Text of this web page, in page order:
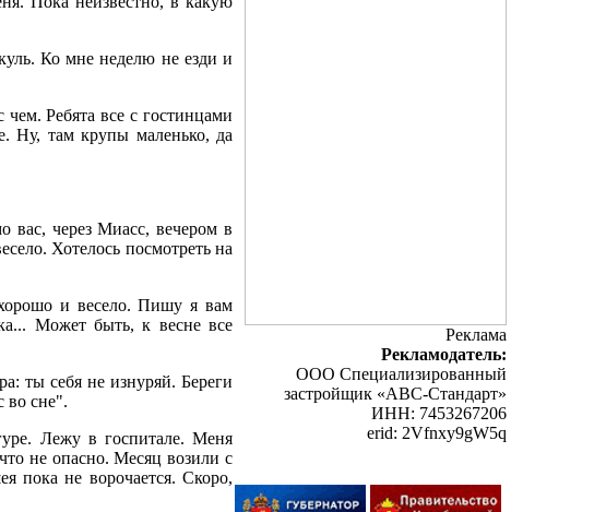
Ко мне неделю не езди и
Ребята все с гостинцами
Ну, там крупы маленько, да
через Миасс, вечером в
Хотелось посмотреть на
и весело. Пишу я вам
Может быть, к весне все
ты себя не изнуряй. Береги
во сне".
Лежу в госпитале. Меня
не опасно. Месяц возили с
пока не ворочается. Скоро,
Реклама
Рекламодатель:
ООО Специализированный
застройщик «АВС-Стандарт»
ИНН: 7453267206
erid: 2Vfnxy9gW5q